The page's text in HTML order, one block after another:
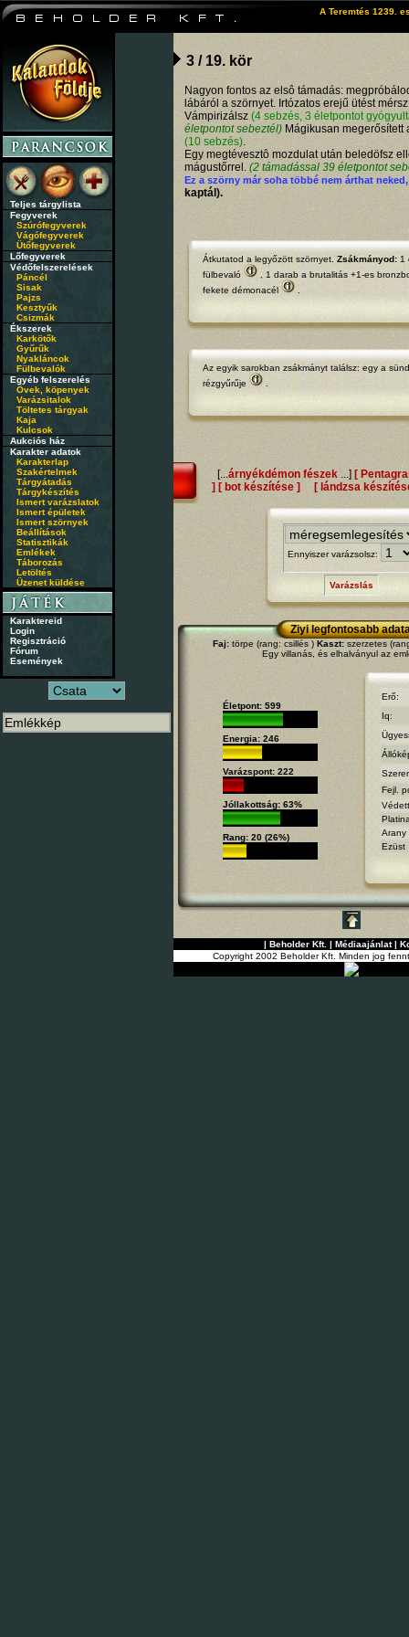
A Teremtés 1239.
Teljes tárgylista
Fegyverek
Szúrófegyverek
Vágófegyverek
Ütőfegyverek
Lőfegyverek
Védőfelszerelések
Páncél
Sisak
Pajzs
Kesztyűk
Csizmák
Ékszerek
Karkötők
Gyűrűk
Nyakláncok
Fülbevalók
Egyéb felszerelés
Övek, köpenyek
Varázsitalok
Töltetes tárgyak
Kaja
Kulcsok
Aukciós ház
Karakter adatok
Karakterlap
Szakértelmek
Tárgyátadás
Tárgykészítés
Ismert varázslatok
Ismert épületek
Ismert szörnyek
Beállítások
Statisztikák
Emlékek
Táborozás
Letöltés
Üzenet küldése
Karaktereid
Login
Regisztráció
Fórum
Események
3 / 19. kör
Nagyon fontos az elsô támadás:
lábáról a szörnyet. Irtózatos erejű ütést
Vámpirizálsz (4 sebzés, 3 életpontot
életpontot sebeztél) Mágikusan
(10 sebzés).
Egy megtévesztô mozdulat után beledöfsz
mágustőrrel. (2 támadással 39 életpontot
Ez a szörny már soha többé nem árthat
kaptál).
Átkutatod a legyőzött szörnyet.Zsákmányod: 1
fülbevaló
, 1 daraba brutalitás +1-es
fekete démonacél
.
Az egyik sarokban zsákmányt találsz: egya
rézgyűrűje
.
[...árnyékdémon fészek ...] [
] [ bot készítése ] [ lándzsa
Ennyiszer varázsolsz:
Varázslás
Ziyi legfontosabb
Faj: törpe (rang: csillés ) Kaszt: szerzetes
Egy villanás, és elhalványul az
Életpont: 599
Energia: 246
Varázspont: 222
Jóllakottság: 63%
Rang: 20 (26%)
Erő:
Iq:
Fejl.
Arany
Ezüst
| Beholder Kft. | Médiaajánlat|
Copyright 2002 Beholder Kft. Minden jog